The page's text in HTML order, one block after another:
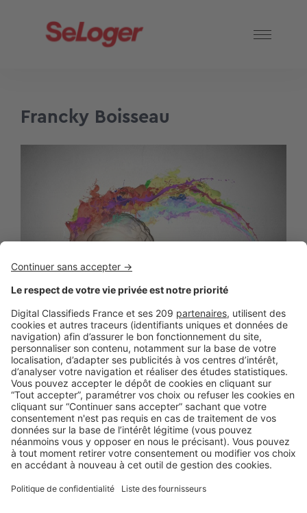
Francky Boisseau
AU QUOTIDIEN
Tout savoir sur la psychologie des
couleurs et leur impact sur votre site
web
Au moment de créer celui de votre agence immobilière,
vous vous demandez quelle couleur choisir. Quelques
explications ...